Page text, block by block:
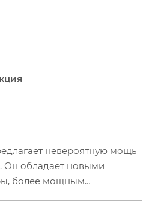
невероятную мощь
Он обладает новыми
более мощным